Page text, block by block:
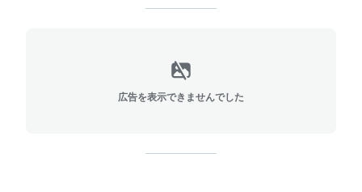
広告を表示できませんでした